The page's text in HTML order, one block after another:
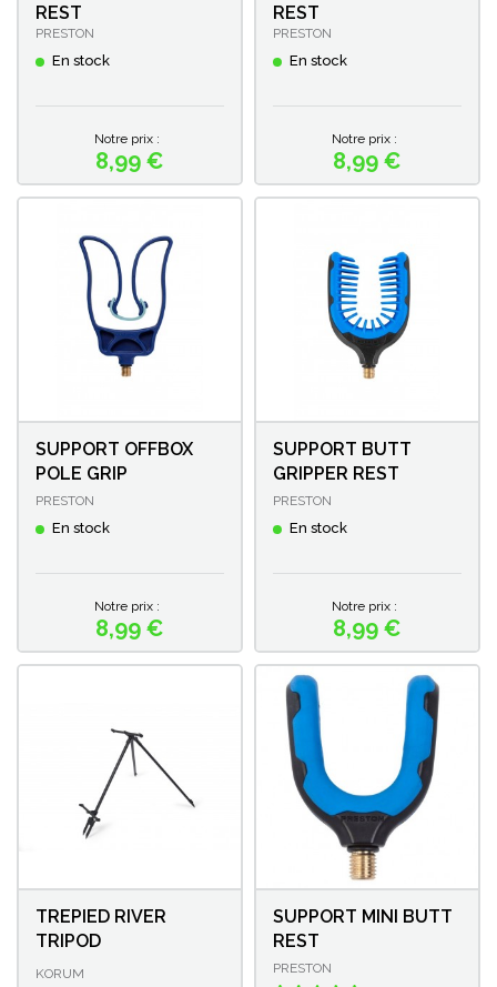
REST
PRESTON
En stock
Prix
Notre prix :
8,99 €
REST
PRESTON
En stock
Prix
Notre prix :
8,99 €
SUPPORT OFFBOX
POLE GRIP
PRESTON
En stock
Prix
Notre prix :
8,99 €
SUPPORT BUTT
GRIPPER REST
PRESTON
En stock
Prix
Notre prix :
8,99 €
TREPIED RIVER
TRIPOD
KORUM
SUPPORT MINI BUTT
REST
PRESTON